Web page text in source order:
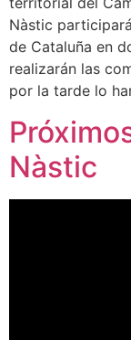
Nàstic
de Cataluña en
realizarán las
por la tarde lo
Nàstic